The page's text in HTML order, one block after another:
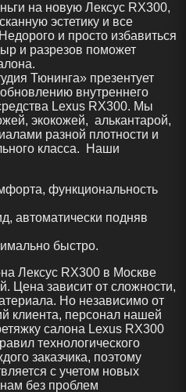
на новую Лексус RX300,
эстетику и все
и просто избавиться
и разрезов поможет
Тюнинга» презентует
внутреннего
Lexus RX300. Мы
экокожей, алькантарой,
разной плотности и
класса. Наши
функциональность
автоматически подняв
быстро.
Лексус RX300 в Москве
Цена зависит от сложности,
Но независимо от
клиента, персонал нашей
салона Lexus RX300
технологического
заказчика, поэтому
с учетом новых
без проблем